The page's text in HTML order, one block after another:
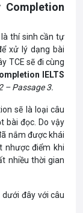
thí sinh cần tự
xử lý dạng bài
TCE sẽ đi cùng
IELTS
– Passage 3.
sẽ là loại câu
bài đọc. Do vậy
nắm được khái
nhược điểm khi
nhiều thời gian
đây với câu